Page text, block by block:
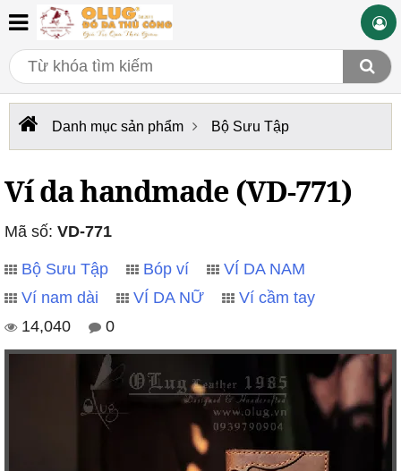
Danh mục sản phẩm Bộ Sưu Tập
Ví da handmade (VD-771)
Mã số: VD-771
Bộ Sưu Tập Bóp ví
VÍ DA NAM
Ví nam dài
VÍ DA NỮ
Ví cầm tay
14,040
0